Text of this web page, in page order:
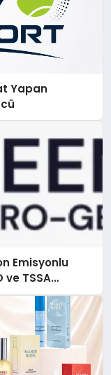
Yapan
Emisyonlu
ve TSSA